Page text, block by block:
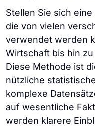
Stellen Sie sich
die von vielen
verwendet werden
Wirtschaft bis hin
Diese Methode ist
nützliche
komplexe
auf wesentliche
werden klarere